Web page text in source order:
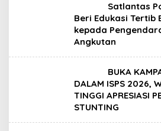
Satlantas
Beri Edukasi Tertib
kepada
Angkutan
BUKA
DALAM ISPS 2026,
TINGGI APRESIASI
STUNTING